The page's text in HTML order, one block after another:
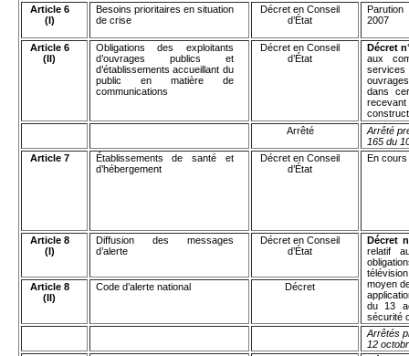
Article 6
(I)
Besoins prioritaires en situation
de crise
Décret en Conseil
d’État
2007
Article 6
(II)
Obligations des exploitants
d’ouvrages publics et
d’établissements accueillant du
public en matière de
communications
Décret en Conseil
d’État
Décret
aux
dans
Arrêté
Arrêté
165 du
Article 7
Établissements de santé et
d’hébergement
Décret en Conseil
d’État
En cours
Article 8
(I)
Diffusion des messages
d’alerte
Décret en Conseil
d’État
Décret
relatif
moyen
du 13
sécurité
Article 8
(II)
Code d’alerte national Décret
Arrêtés
12